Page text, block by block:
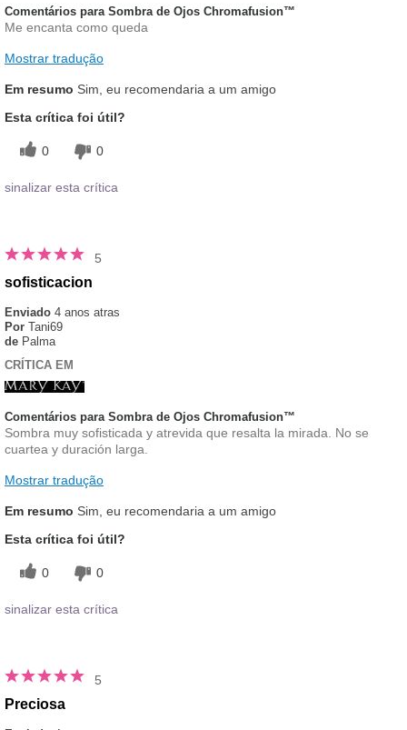
Comentários para Sombra de Ojos Chromafusion™
Me encanta como queda
Mostrar tradução
Em resumo Sim, eu recomendaria a um amigo
Esta crítica foi útil?
0 0
sinalizar esta crítica
5
sofisticacion
Enviado 4 anos atras
Por Tani69
de Palma
CRÍTICA EM
Comentários para Sombra de Ojos Chromafusion™
Sombra muy sofisticada y atrevida que resalta la mirada. No se
cuartea y duración larga.
Mostrar tradução
Em resumo Sim, eu recomendaria a um amigo
Esta crítica foi útil?
0 0
sinalizar esta crítica
5
Preciosa